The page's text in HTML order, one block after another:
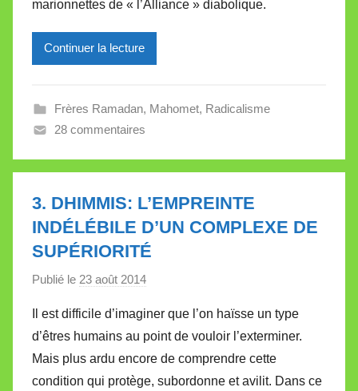
V
e
marionnettes de « l’Alliance » diabolique.
Continuer la lecture
Frères Ramadan, Mahomet, Radicalisme
28 commentaires
3. DHIMMIS: L’EMPREINTE
INDÉLÉBILE D’UN COMPLEXE DE
SUPÉRIORITÉ
Publié le 23 août 2014
r
M
i
r
Il est difficile d’imaginer que l’on haïsse un type
d’êtres humains au point de vouloir l’exterminer.
Mais plus ardu encore de comprendre cette
condition qui protège, subordonne et avilit. Dans ce